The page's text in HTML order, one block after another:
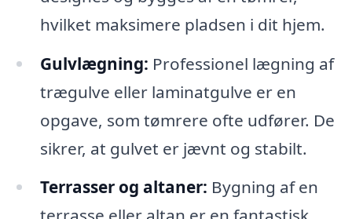
hvilket maksimere pladsen i dit hjem.
Gulvlægning: Professionel lægning af
trægulve eller laminatgulve er en
opgave, som tømrere ofte udfører. De
sikrer, at gulvet er jævnt og stabilt.
Terrasser og altaner: Bygning af en